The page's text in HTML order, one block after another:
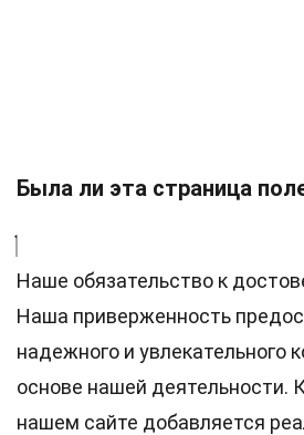
Была ли эта страница
Наше обязательство к
Наша приверженность
надежного и увлекательного
основе нашей деятельности.
нашем сайте добавляется